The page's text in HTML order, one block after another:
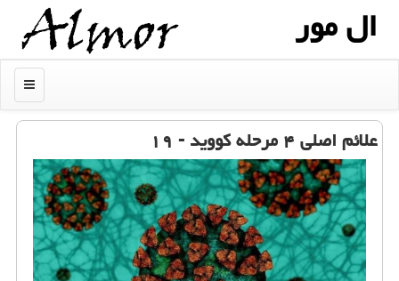
ال مور
منو
علائم اصلی ۴ مرحله كووید - ۱۹